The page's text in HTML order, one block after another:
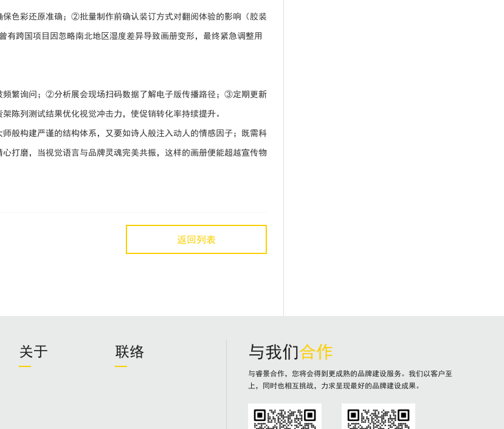
色彩还原准确；②批量制作前确认装订方式对翻阅体验的影响（胶装
跨国项目因忽略南北地区湿度差异导致画册变形，最终紧急调整用
繁询问；②分析展会现场扫码数据了解电子版传播路径；③定期更新
陈列测试结果优化视觉冲击力，使促销转化率持续提升。
般构建严谨的结构体系，又要如诗人般注入动人的情感因子；既需科
打磨，当视觉语言与品牌灵魂完美共振，这样的画册便能超越宣传物
返回列表
关于 联络 与我们合作
与睿景合作，您将会得到更成熟的品牌建设服务。我们以客户至
上，同时也相互挑战，力求呈现最好的品牌建设成果。